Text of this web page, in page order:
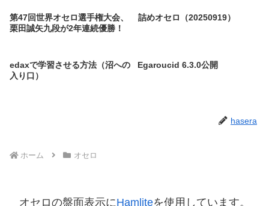
第47回世界オセロ選手権大会、
栗田誠矢九段が2年連続優勝！
詰めオセロ（20250919）
edaxで学習させる方法（沼への
入り口）
Egaroucid 6.3.0公開
hasera
ホーム オセロ
オセロの盤面表示にHamliteを使用しています。